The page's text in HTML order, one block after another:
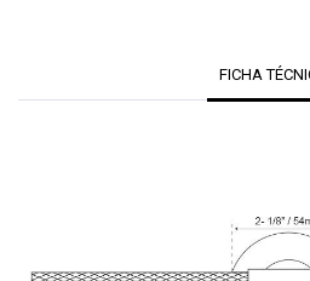
FICHA